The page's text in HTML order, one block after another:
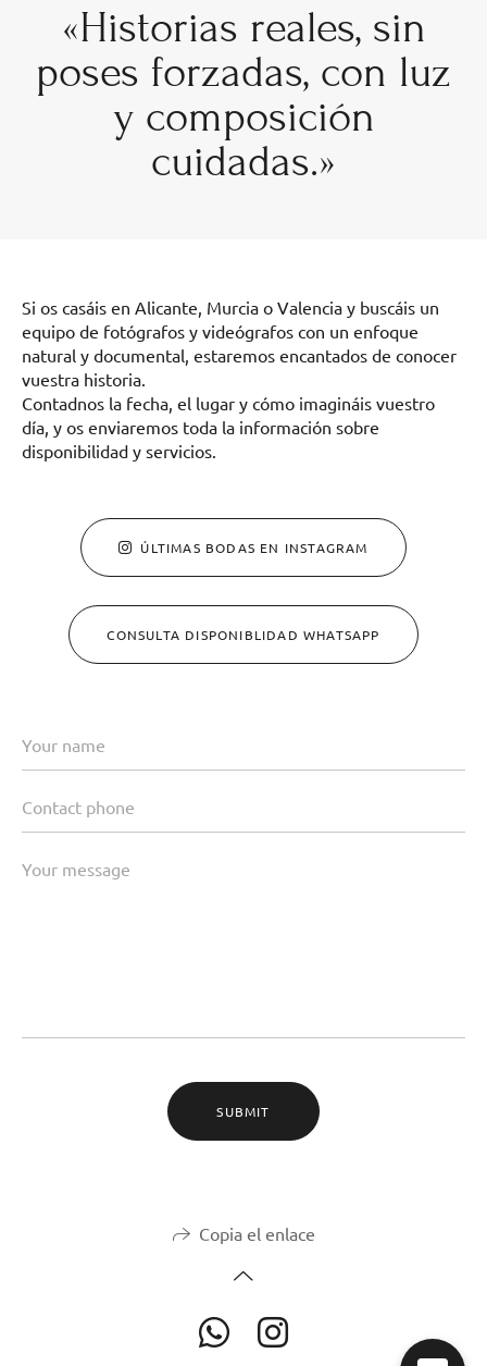
«Historias reales, sin
poses forzadas, con luz
y composición
cuidadas.»
Si os casáis en Alicante, Murcia o Valencia y buscáis un
equipo de fotógrafos y videógrafos con un enfoque
natural y documental, estaremos encantados de conocer
vuestra historia.
Contadnos la fecha, el lugar y cómo imagináis vuestro
día, y os enviaremos toda la información sobre
disponibilidad y servicios.
ÚLTIMAS BODAS EN INSTAGRAM
CONSULTA DISPONIBLIDAD WHATSAPP
SUBMIT
Copia el enlace